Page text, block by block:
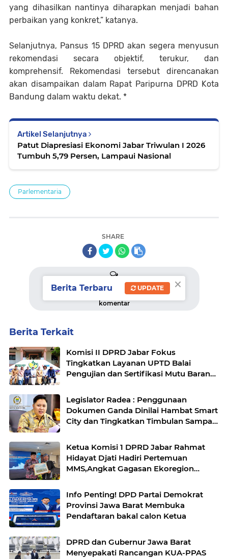
yang dihasilkan nantinya diharapkan menjadi bahan
perbaikan yang konkret,” katanya.
Selanjutnya, Pansus 15 DPRD akan segera menyusun
rekomendasi secara objektif, terukur, dan
komprehensif. Rekomendasi tersebut direncanakan
akan disampaikan dalam Rapat Paripurna DPRD Kota
Bandung dalam waktu dekat. *
Artikel Selanjutnya
Patut Diapresiasi Ekonomi Jabar Triwulan I 2026
Tumbuh 5,79 Persen, Lampaui Nasional
Parlementaria
SHARE
komentar
Berita Terkait
Komisi II DPRD Jabar Fokus
Tingkatkan Layanan UPTD Balai
Pengujian dan Sertifikasi Mutu Barang
Legislator Radea : Penggunaan
Dokumen Ganda Dinilai Hambat Smart
City dan Tingkatkan Timbulan Sampah
Ketua Komisi 1 DPRD Jabar Rahmat
Hidayat Djati Hadiri Pertemuan
MMS,Angkat Gagasan Ekoregion
Info Penting! DPD Partai Demokrat
Provinsi Jawa Barat Membuka
Pendaftaran bakal calon Ketua
DPRD dan Gubernur Jawa Barat
Menyepakati Rancangan KUA-PPAS
×
Berita Terbaru UPDATE